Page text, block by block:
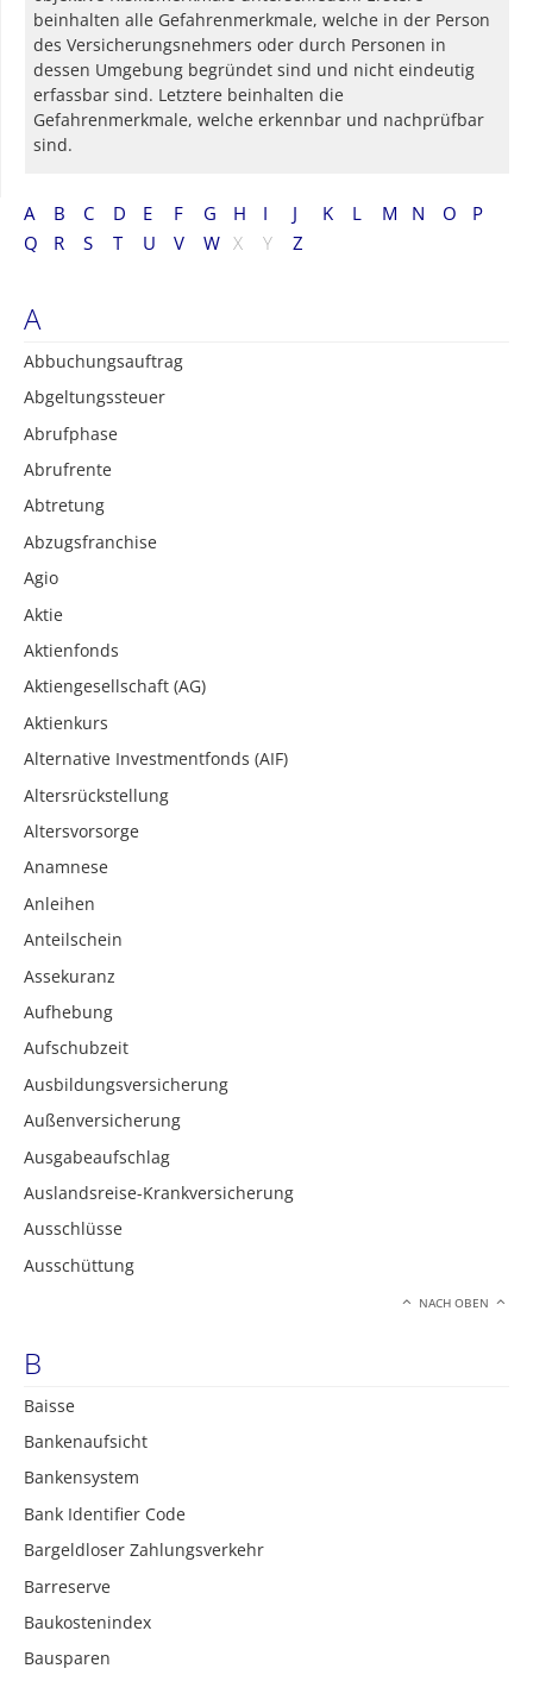
A B C D E F G H I J K L M N O
P
Q
R S T U V W X Y Z
A
Abbuchungsauftrag
Abgeltungssteuer
Abrufphase
Abrufrente
Abtretung
Abzugsfranchise
Agio
Aktie
Aktienfonds
Aktiengesellschaft (AG)
Aktienkurs
Alternative Investmentfonds (AIF)
Altersrückstellung
Altersvorsorge
Anamnese
Anleihen
Anteilschein
Assekuranz
Aufhebung
Aufschubzeit
Ausbildungsversicherung
Außenversicherung
Ausgabeaufschlag
Auslandsreise-Krankversicherung
Ausschlüsse
Ausschüttung
NACH OBEN
B
Baisse
Bankenaufsicht
Bankensystem
Bank Identifier Code
Bargeldloser Zahlungsverkehr
Barreserve
Baukostenindex
Bausparen
beinhalten alle Gefahrenmerkmale, welche in der Person
des Versicherungsnehmers oder durch Personen in
dessen Umgebung begründet sind und nicht eindeutig
erfassbar sind. Letztere beinhalten die
Gefahrenmerkmale, welche erkennbar und nachprüfbar
sind.